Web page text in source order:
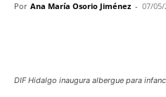
Por Ana María Osorio Jiménez - 07/05/
DIF Hidalgo inaugura albergue para